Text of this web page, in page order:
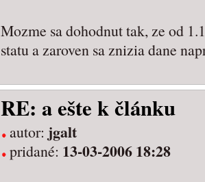
Mozme sa dohodnut tak, ze od
statu a zaroven sa znizia dane
RE: a ešte k článku
autor: jgalt
pridané: 13-03-2006 18:28